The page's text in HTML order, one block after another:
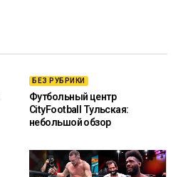
БЕЗ РУБРИКИ
Футбольный центр
CityFootball Тульская:
небольшой обзор